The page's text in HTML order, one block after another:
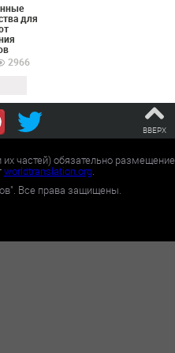
для
2966
ВВЕРХ
частей) обязательно размещение
worldtranslation.org.
Все права защищены.